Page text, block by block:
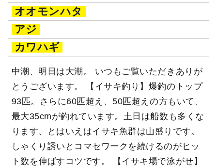
オオモンハタ
アジ
カワハギ
中潮、明日は大潮。 いつもご覧いただきありが
とうございます。 【イサキ釣り】爆釣のトップ
93匹。さらに60匹超え、50匹超えの方もいて、
最大35cmが釣れています。土日は船数も多くな
ります、とはいえはイサキ魚群は山盛りです。
しゃくり誘いとコマセワークを続けるのがヒッ
ト数を伸ばすコツです。 【イサキ場で泳がせ】